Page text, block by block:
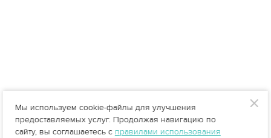
Мы используем cookie-файлы для улучшения
предоставляемых услуг. Продолжая навигацию по
сайту, вы соглашаетесь с правилами использования